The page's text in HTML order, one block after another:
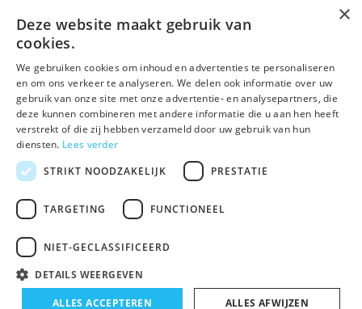
aanbiedingen.
Abonneer
Algemene voorwaarden Disclaimer
© Spirituele winkel • Sinds 2006 • Dé vertrouwde spirituele webshop
×
Deze website maakt gebruik van
cookies.
We gebruiken cookies om inhoud en advertenties te personaliseren
en om ons verkeer te analyseren. We delen ook informatie over uw
gebruik van onze site met onze advertentie- en analysepartners, die
deze kunnen combineren met andere informatie die u aan hen heeft
verstrekt of die zij hebben verzameld door uw gebruik van hun
diensten. Lees verder
STRIKT NOODZAKELIJK
PRESTATIE
TARGETING FUNCTIONEEL
NIET-GECLASSIFICEERD
DETAILS WEERGEVEN
ALLES ACCEPTEREN ALLES AFWIJZEN